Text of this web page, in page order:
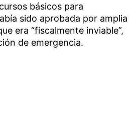
básicos para
sido aprobada por amplia
era “fiscalmente inviable”,
de emergencia.